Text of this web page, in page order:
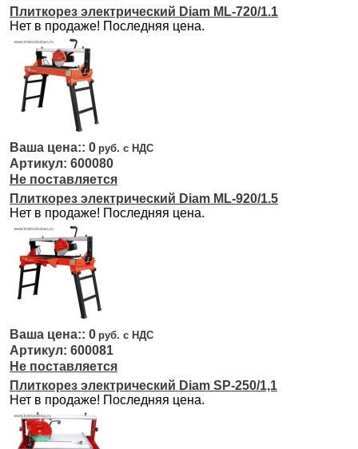
Плиткорез электрический Diam ML-720/1.1
Нет в продаже! Последняя цена.
0
600080
Не поставляется
Плиткорез электрический Diam ML-920/1.5
Нет в продаже! Последняя цена.
0
600081
Не поставляется
Плиткорез электрический Diam SP-250/1,1
Нет в продаже! Последняя цена.